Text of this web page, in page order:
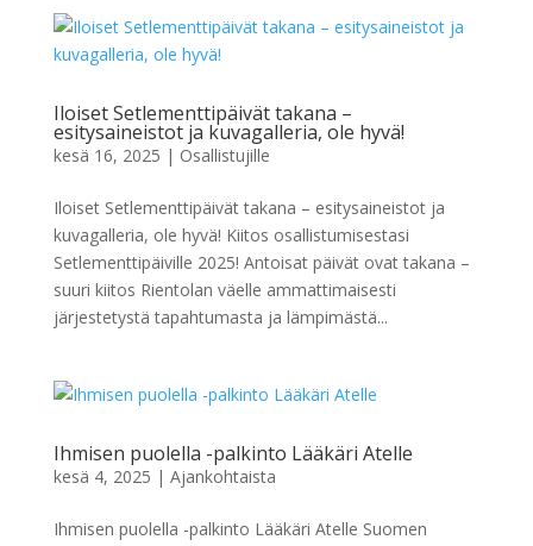
Iloiset Setlementtipäivät takana –
esitysaineistot ja kuvagalleria, ole hyvä!
kesä 16, 2025 | Osallistujille
Iloiset Setlementtipäivät takana – esitysaineistot ja
kuvagalleria, ole hyvä! Kiitos osallistumisestasi
Setlementtipäiville 2025! Antoisat päivät ovat takana –
suuri kiitos Rientolan väelle ammattimaisesti
järjestetystä tapahtumasta ja lämpimästä...
Ihmisen puolella -palkinto Lääkäri Atelle
kesä 4, 2025 | Ajankohtaista
Ihmisen puolella -palkinto Lääkäri Atelle Suomen